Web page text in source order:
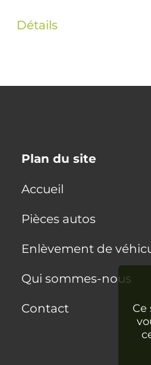
Détails
Plan du site
Accueil
Pièces autos
Enlèvement de
Qui sommes-nous
Contact
Ce